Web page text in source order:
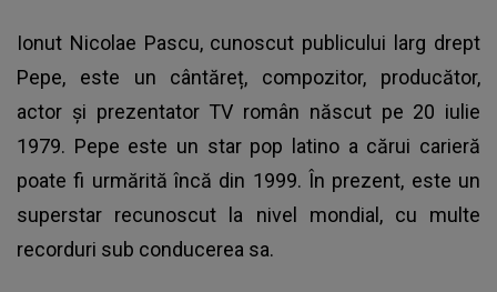
Ionut Nicolae Pascu, cunoscut publicului larg drept
Pepe, este un cântăreț, compozitor, producător,
actor și prezentator TV român născut pe 20 iulie
1979. Pepe este un star pop latino a cărui carieră
poate fi urmărită încă din 1999. În prezent, este un
superstar recunoscut la nivel mondial, cu multe
recorduri sub conducerea sa.